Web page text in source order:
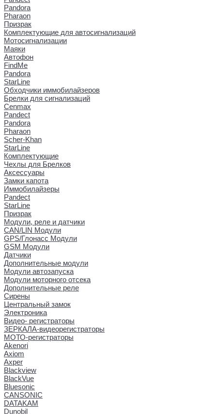
Pandora
Pharaon
Призрак
Комплектующие для автосигнализаций
Мотосигнализации
Маяки
Автофон
FindMe
Pandora
StarLine
Обходчики иммобилайзеров
Брелки для сигнализаций
Cenmax
Pandect
Pandora
Pharaon
Scher-Khan
StarLine
Комплектующие
Чехлы для Брелков
Аксессуары
Замки капота
Иммобилайзеры
Pandect
StarLine
Призрак
Модули, реле и датчики
CAN/LIN Модули
GPS/Глонасс Модули
GSM Модули
Датчики
Дополнительные модули
Модули автозапуска
Модули моторного отсека
Дополнительные реле
Сирены
Центральный замок
Электроника
Видео- регистраторы
ЗЕРКАЛА-видеорегистраторы
МОТО-регистраторы
Akenori
Axiom
Axper
Blackview
BlackVue
Bluesonic
CANSONIC
DATAKAM
Dunobil